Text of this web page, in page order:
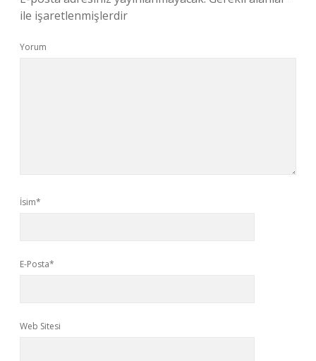
ile işaretlenmişlerdir
Yorum
İsim*
E-Posta*
Web Sitesi